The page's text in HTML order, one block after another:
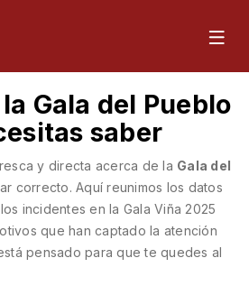
Gala del Pueblo
saber
y directa acerca de la Gala del
correcto. Aquí reunimos los datos
incidentes en la Gala Viña 2025
que han captado la atención
pensado para que te quedes al